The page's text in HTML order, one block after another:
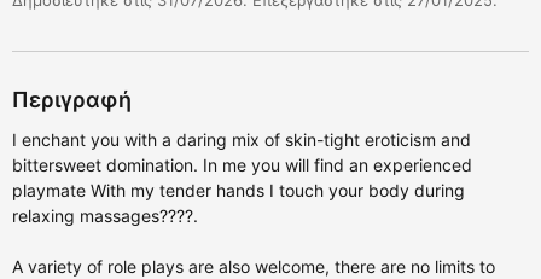
Περιγραφή
I enchant you with a daring mix of skin-tight eroticism and
bittersweet domination. In me you will find an experienced
playmate With my tender hands I touch your body during
relaxing massages????.
A variety of role plays are also welcome, there are no limits to